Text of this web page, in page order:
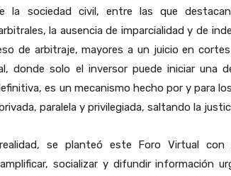
la sociedad civil, entre las que
la ausencia de imparcialidad y de
de arbitraje, mayores a un juicio en
donde solo el inversor puede iniciar una
es un mecanismo hecho por y para
paralela y privilegiada, saltando la
se planteó este Foro Virtual con
socializar y difundir información